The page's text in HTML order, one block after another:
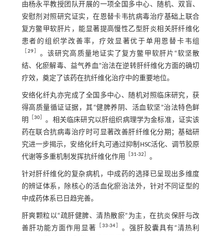
由杨永平教授团队开展的一项全国多中心、随机、双盲、
安慰剂对照研究证实，在恩替卡韦抗病毒治疗基础上联合
复方鳖甲软肝片，能显著提高慢性乙型肝炎相关肝纤维化
患者的组织学改善率，疗效显著优于单用恩替卡韦组
［29］ 。该研究高质量地证实了复方鳖甲软肝片“软坚散
结、化瘀解毒、益气养血”治法在逆转肝纤维化方面的确切
疗效，奠定了该药在抗纤维化治疗中的重要地位。
安络化纤丸亦完成了全国多中心、随机对照临床研究，获
得高质量循证证据，其“健脾养阴、活血软坚”治法特色鲜
明
［30］ 。相关临床研究以肝组织病理学为金标准，证实该
药在联合抗病毒治疗时可显著改善肝纤维化分期；基础研
究进一步揭示，安络化纤丸可通过抑制HSC活化、调节胶原
代谢等多重机制发挥抗纤维化作用
［31-32］ 。
针对肝纤维化的复杂病机，中成药的选择已呈现出多维度
的辨证体系，除核心的活血化瘀治法外，针对不同证型的
中成药体系已日趋完善。
肝爽颗粒以“疏肝健脾、清热散瘀”为主，在抗炎保肝与改
善肝功能方面作用显著 ［33-34］ 。强肝胶囊具有“清热利